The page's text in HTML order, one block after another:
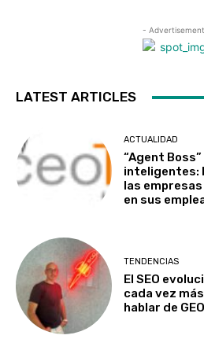
-
LATEST ARTICLES
ACTUALIDAD
“Agent
inteligentes:
las
en sus
TENDENCIAS
El SEO
cada vez
hablar de GEO